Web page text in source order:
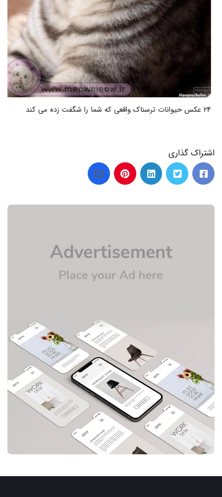
24 عکس حیوانات ترسناک واقعی که شما را شگفت زده می کند
اشتراک گذاری